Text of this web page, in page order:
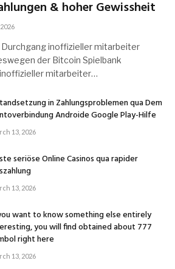
& hoher Gewissheit
inoffizieller mitarbeiter
der Bitcoin Spielbank
mitarbeiter…
in Zahlungsproblemen qua Dem
Androide Google Play-Hilfe
13, 2026
seriöse Online Casinos qua rapider
13, 2026
want to know something else entirely
you will find obtained about 777
right here
13, 2026